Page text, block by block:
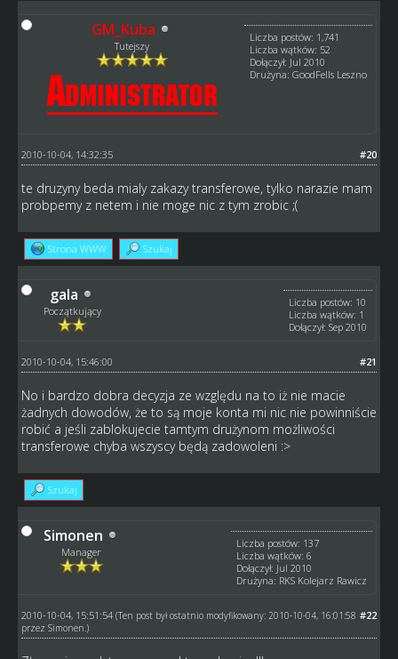
GM_Kuba
Tutejszy
Liczba postów: 1,741
Liczba wątków: 52
Dołączył: Jul 2010
Drużyna: GoodFells Leszno
#20
2010-10-04, 14:32:35
te druzyny beda mialy zakazy transferowe, tylko narazie mam
probpemy z netem i nie moge nic z tym zrobic ;(
Strona WWW Szukaj
gala
Początkujący
Liczba postów: 10
Liczba wątków: 1
Dołączył: Sep 2010
#21
2010-10-04, 15:46:00
No i bardzo dobra decyzja ze względu na to iż nie macie
żadnych dowodów, że to są moje konta mi nic nie powinniście
robić a jeśli zablokujecie tamtym drużynom możliwości
transferowe chyba wszyscy będą zadowoleni :>
Szukaj
Simonen
Manager
Liczba postów: 137
Liczba wątków: 6
Dołączył: Jul 2010
Drużyna: RKS Kolejarz Rawicz
#22
2010-10-04, 15:51:54 (Ten post był ostatnio modyfikowany: 2010-10-04, 16:01:58
przez Simonen .)